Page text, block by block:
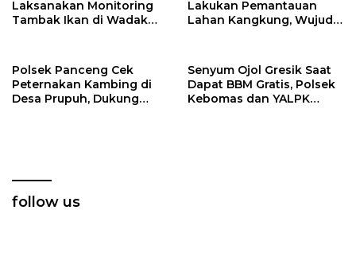
Laksanakan Monitoring
Tambak Ikan di Wadak
Lakukan Pemantauan
Lahan Kangkung, Wujud
Polsek Panceng Cek
Peternakan Kambing di
Desa Prupuh, Dukung
Senyum Ojol Gresik Saat
Dapat BBM Gratis, Polsek
Kebomas dan YALPK
follow us